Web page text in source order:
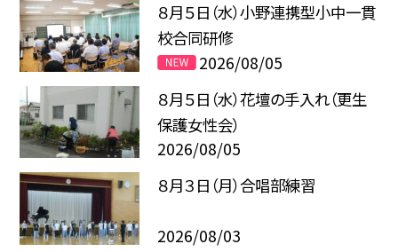
８月５日（水）小野連携型小中一貫
校合同研修
2026/08/05
８月５日（水）花壇の手入れ（更生
保護女性会）
2026/08/05
８月３日（月）合唱部練習
2026/08/03